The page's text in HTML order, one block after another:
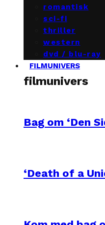
romantisk
sci-fi
thriller
western
dvd / blu-ray
FILMUNIVERS
filmunivers
Bag om ‘Den
‘Death of a